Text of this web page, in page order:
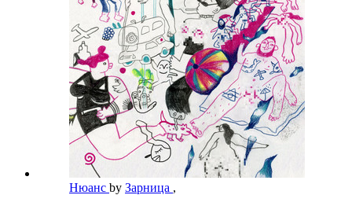
Нюанс by Зарница ,